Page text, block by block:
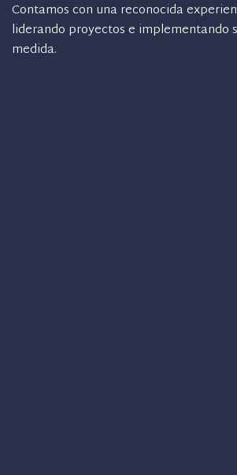
Contamos con una reconocida
liderando proyectos e implementando
medida.